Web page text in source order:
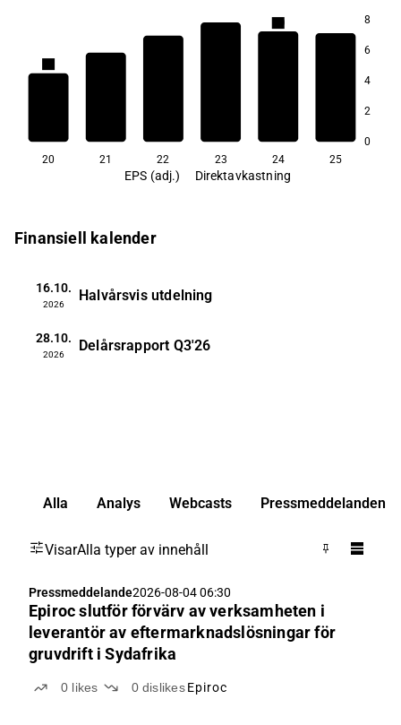
8
6
4
2
0
2,0
20 21 22 23 24 25
EPS (adj.) Direktavkastning
Finansiell kalender
16.10.
2026
Halvårsvis utdelning
28.10.
2026
Delårsrapport Q3'26
Alla Analys Webcasts Pressmeddelanden
VisarAlla typer av innehåll
Pressmeddelande2026-08-04 06:30
Epiroc slutför förvärv av verksamheten i
leverantör av eftermarknadslösningar för
gruvdrift i Sydafrika
0 likes 0 dislikes Epiroc